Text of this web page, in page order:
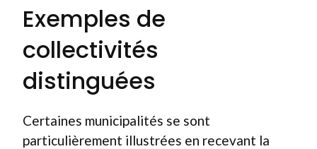
Exemples de
collectivités
distinguées
Certaines municipalités se sont
particulièrement illustrées en recevant la